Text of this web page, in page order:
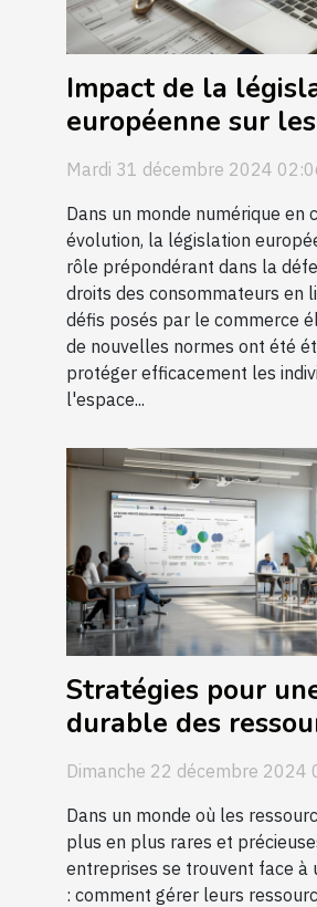
Impact de la
européenne sur
des consommateurs
ligne
Mardi 31 décembre 2024
Dans un monde numérique en
évolution, la législation
rôle prépondérant dans la
droits des consommateurs en
défis posés par le commerce
de nouvelles normes ont été
protéger efficacement les
l'espace...
Stratégies pour
durable des
entreprise
Dimanche 22 décembre 2024
Dans un monde où les
plus en plus rares et
entreprises se trouvent face à
: comment gérer leurs